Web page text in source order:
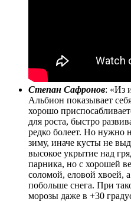
Степан Сафронов: «Из
Альбион показывает
хорошо
для роста, быстро
редко болеет. Но нужно
зиму, иначе кусты не
высокое укрытие над
парника, но с хорошей
соломой, еловой хвоей,
побольше снега. При
морозы даже в +30